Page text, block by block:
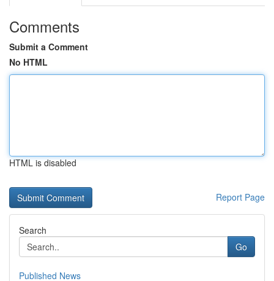
Comments
Submit a Comment
No HTML
HTML is disabled
Report Page
Search
Go
Published News